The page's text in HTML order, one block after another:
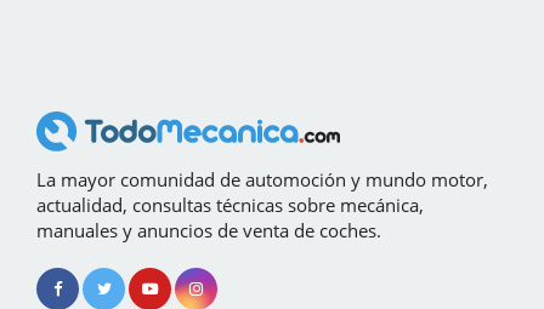
La mayor comunidad de automoción y mundo motor,
actualidad, consultas técnicas sobre mecánica,
manuales y anuncios de venta de coches.